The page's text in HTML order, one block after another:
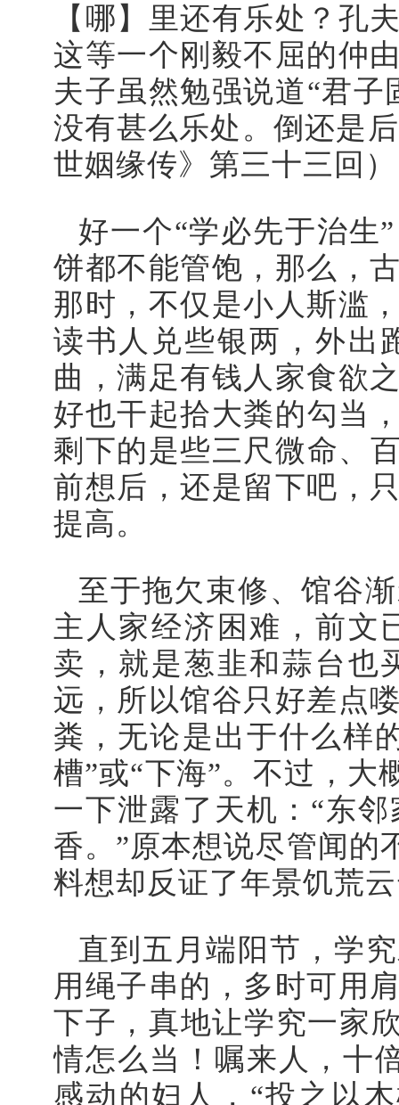
【哪】里还有乐处？孔
这等一个刚毅不屈的仲
夫子虽然勉强说道“君
没有甚么乐处。倒还是
世姻缘传》第三十三回）
好一个“学必先于治生
饼都不能管饱，那么，
那时，不仅是小人斯滥
读书人兑些银两，外出
曲，满足有钱人家食欲
好也干起拾大粪的勾当
剩下的是些三尺微命、
前想后，还是留下吧，
提高。
至于拖欠束修、馆谷
主人家经济困难，前文
卖，就是葱韭和蒜台也
远，所以馆谷只好差点
粪，无论是出于什么样
槽”或“下海”。不过，大
一下泄露了天机：“东
香。”原本想说尽管闻的
料想却反证了年景饥荒
直到五月端阳节，学
用绳子串的，多时可用
下子，真地让学究一家
情怎么当！嘱来人，十
感动的妇人，“投之以